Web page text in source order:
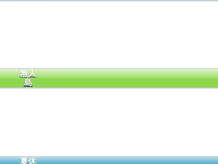
無人
島
夏休